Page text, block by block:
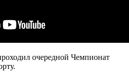
очередной Чемпионат